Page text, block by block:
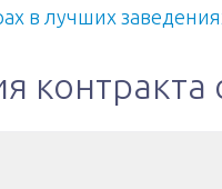
в лучших